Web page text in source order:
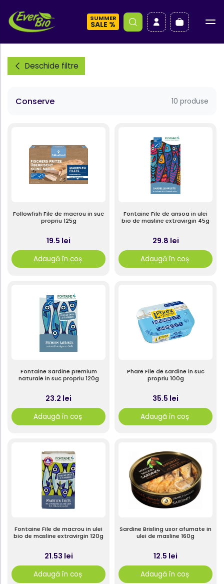
SUMMER
SALE %
Deschide filtre
Conserve 10 produse
Followfish File de macrou in suc
propriu 125g
19.5 lei
Adaugă în coș
Fontaine File de ansoa in ulei
bio de masline extravirgin 45g
29.8 lei
Adaugă în coș
Fontaine Sardine premium
naturale in suc propriu 120g
23.2 lei
Adaugă în coș
Phare File de sardine in suc
propriu 100g
35.5 lei
Adaugă în coș
Fontaine File de macrou in ulei
bio de masline extravirgin 120g
21.53 lei
Adaugă în coș
Sardine Brisling usor afumate in
ulei de masline 160g
12.5 lei
Adaugă în coș